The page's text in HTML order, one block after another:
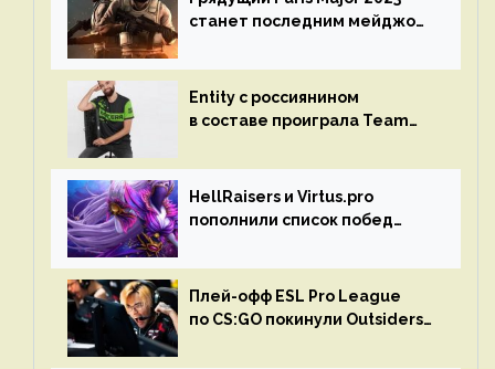
станет последним мейджор-
Entity с россиянином
в составе проиграла Team
HellRaisers и Virtus.pro
пополнили список побед
Плей-офф ESL Pro League
по CS:GO покинули Outsiders